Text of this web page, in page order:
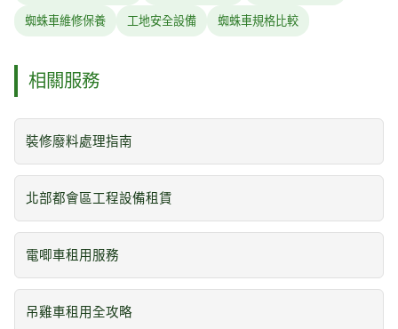
蜘蛛車維修保養 工地安全設備 蜘蛛車規格比較
相關服務
裝修廢料處理指南
北部都會區工程設備租賃
電唧車租用服務
吊雞車租用全攻略